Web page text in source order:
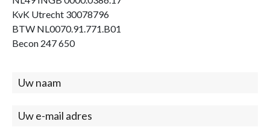
KvK Utrecht 30078796
BTW NL0070.91.771.B01
Becon 247 650
Contact